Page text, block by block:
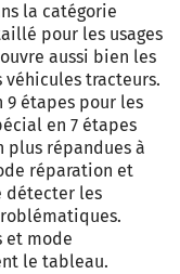
la catégorie
pour les usages
aussi bien les
véhicules tracteurs.
9 étapes pour les
en 7 étapes
répandues à
réparation et
détecter les
et mode
le tableau.